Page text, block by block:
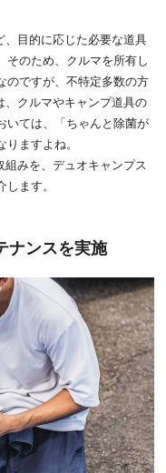
目的に応じた必要な道具
そのため、クルマを所有し
のですが、不特定多数の方
、クルマやキャンプ道具の
いては、「ちゃんと除菌が
ますよね。
みを、デュオキャンプス
ます。
ナンスを実施